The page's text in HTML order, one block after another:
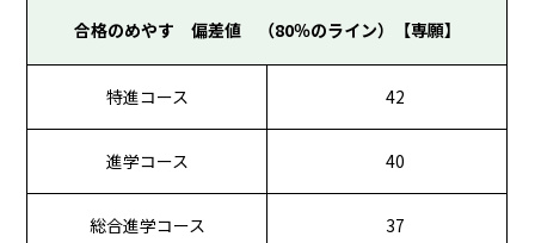
合格のめやす 偏差値 （80％のライン）【専願】
特進コース 42
進学コース 40
総合進学コース 37